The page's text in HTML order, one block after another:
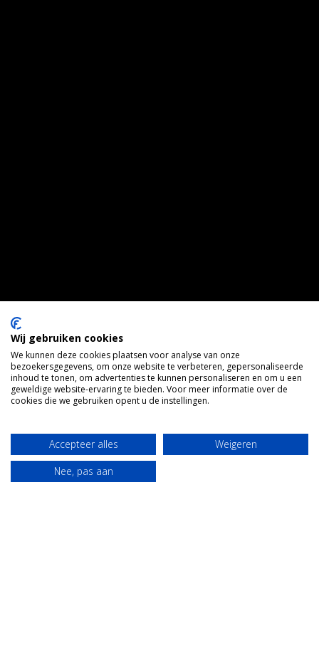
Wij gebruiken cookies
We kunnen deze cookies plaatsen voor analyse van onze
bezoekersgegevens, om onze website te verbeteren, gepersonaliseerde
inhoud te tonen, om advertenties te kunnen personaliseren en om u een
geweldige website-ervaring te bieden. Voor meer informatie over de
cookies die we gebruiken opent u de instellingen.
Accepteer alles
Weigeren
Nee, pas aan